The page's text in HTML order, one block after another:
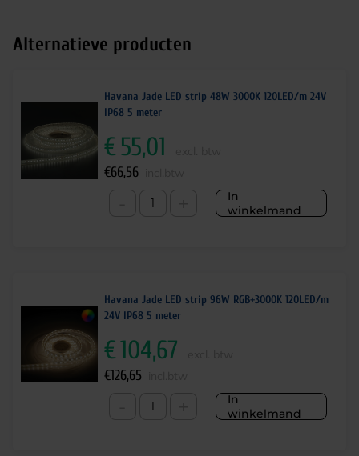
Alternatieve producten
Havana Jade LED strip 48W 3000K 120LED/m 24V
IP68 5 meter
In
winkelmand
€55,01
€66,56
Havana Jade LED strip 96W RGB+3000K 120LED/m
24V IP68 5 meter
In
winkelmand
€104,67
€126,65